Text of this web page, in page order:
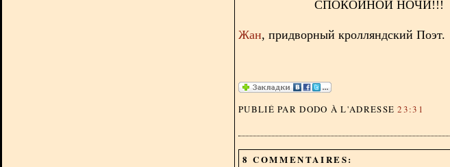
СПОКОЙНОЙ НОЧИ!!!
Жан, придворный кролляндский Поэт.
PUBLIÉ PAR DODO À L'ADRESSE23:31
8 COMMENTAIRES: